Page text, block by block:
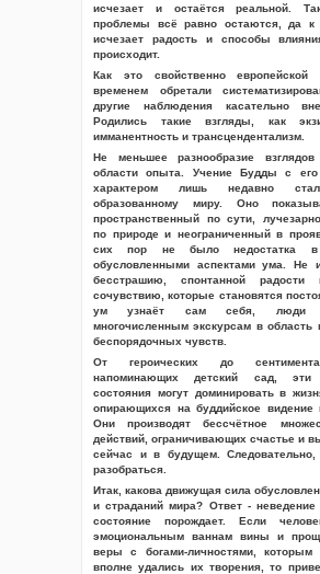
исчезает и остаётся реальной.
проблемы всё равно остаются, да
исчезает радость и способы
происходит.
Как это свойственно европейской
временем обретали
другие наблюдения касательно
Родились такие взгляды, как
имманентность и трансцендентализм.
Не меньшее разнообразие
области опыта. Учение Будды с
характером лишь недавно
образованному миру. Оно
пространственный по сути,
по природе и неограниченный в
сих пор не было недостатка в
обусловленными аспектами ума. Не
бесстрашию, спонтанной радости
сочувствию, которые становятся
ум узнаёт сам себя, люди
многочисленным экскурсам в область
беспорядочных чувств.
От героических до
напоминающих детский сад, эти
состояния могут доминировать в
опирающихся на буддийское видение
Они производят бессчётное
действий, ограничивающих счастье и
сейчас и в будущем.
разобраться.
Итак, какова движущая сила
и страданий мира? Ответ -
состояние порождает. Если
эмоциональным ваннам вины и
веры с богами-личностями, которым
вполне удались их творения, то